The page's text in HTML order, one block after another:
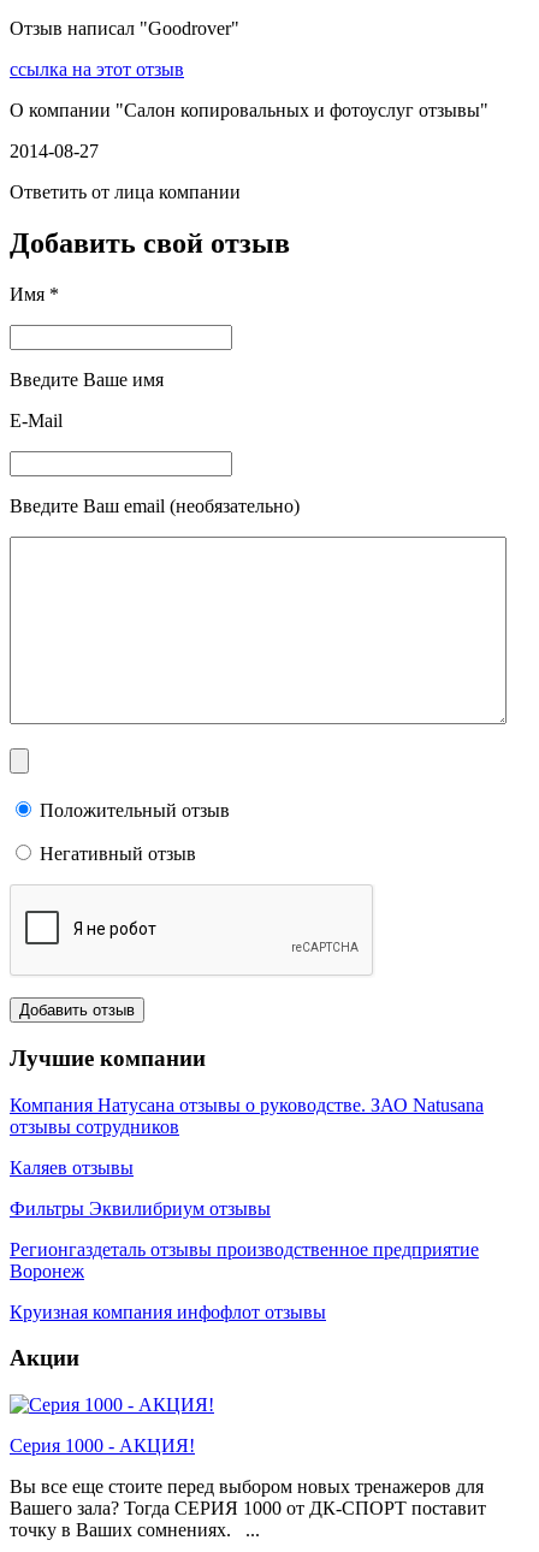
Отзыв написал "Goodrover"
ссылка на этот отзыв
О компании "Салон копировальных и фотоуслуг отзывы"
2014-08-27
Ответить от лица компании
Добавить свой отзыв
Имя *
Введите Ваше имя
E-Mail
Введите Ваш email (необязательно)
Положительный отзыв
Негативный отзыв
Лучшие компании
Компания Натусана отзывы о руководстве. ЗАО Natusana
отзывы сотрудников
Каляев отзывы
Фильтры Эквилибриум отзывы
Регионгаздеталь отзывы производственное предприятие
Воронеж
Круизная компания инфофлот отзывы
Акции
Серия 1000 - АКЦИЯ!
Вы все еще стоите перед выбором новых тренажеров для
Вашего зала? Тогда СЕРИЯ 1000 от ДК-СПОРТ поставит
точку в Ваших сомнениях. ...